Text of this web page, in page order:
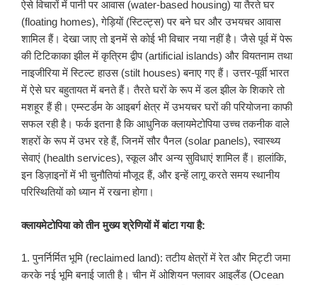
ऐसे विचारों में पानी पर आवास (water-based housing) या तैरते घर
(floating homes), गेड़ियों (स्टिल्ट्स) पर बने घर और उभयचर आवास
शामिल हैं। देखा जाए तो इनमें से कोई भी विचार नया नहीं है। जैसे पूर्व में पेरू
की टिटिकाका झील में कृत्रिम द्वीप (artificial islands) और वियतनाम तथा
नाइजीरिया में स्टिल्ट हाउस (stilt houses) बनाए गए हैं। उत्तर-पूर्वी भारत
में ऐसे घर बहुतायत में बनते हैं। तैरते घरों के रूप में डल झील के शिकारे तो
मशहूर हैं ही। एम्स्टर्डम के आइबर्ग क्षेत्र में उभयचर घरों की परियोजना काफी
सफल रही है। फर्क इतना है कि आधुनिक क्लायमेटोपिया उच्च तकनीक वाले
शहरों के रूप में उभर रहे हैं, जिनमें सौर पैनल (solar panels), स्वास्थ्य
सेवाएं (health services), स्कूल और अन्य सुविधाएं शामिल हैं। हालांकि,
इन डिज़ाइनों में भी चुनौतियां मौजूद हैं, और इन्हें लागू करते समय स्थानीय
परिस्थितियों को ध्यान में रखना होगा।
क्लायमेटोपिया को तीन मुख्य श्रेणियों में बांटा गया है:
1. पुनर्निर्मित भूमि (reclaimed land): तटीय क्षेत्रों में रेत और मिट्टी जमा
करके नई भूमि बनाई जाती है। चीन में ओशियन फ्लावर आइलैंड (Ocean